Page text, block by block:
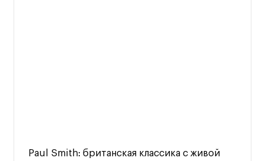
Paul Smith: британская классика с живой